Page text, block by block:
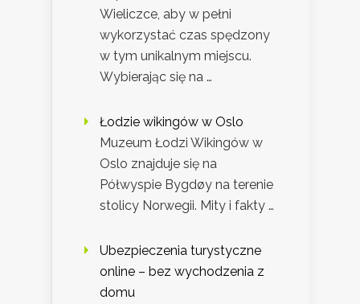
Wieliczce, aby w pełni
wykorzystać czas spędzony
w tym unikalnym miejscu.
Wybierając się na …
Łodzie wikingów w Oslo
Muzeum Łodzi Wikingów w
Oslo znajduje się na
Półwyspie Bygdøy na terenie
stolicy Norwegii. Mity i fakty …
Ubezpieczenia turystyczne
online – bez wychodzenia z
domu